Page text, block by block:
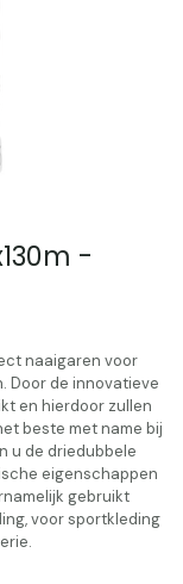
-
naaigaren voor
Door de innovatieve
en hierdoor zullen
beste met name bij
u de driedubbele
eigenschappen
gebruikt
voor sportkleding